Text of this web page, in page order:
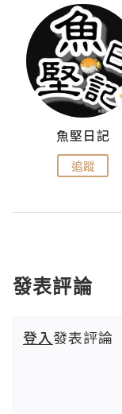
魚堅日記
追蹤
發表評論
登入發表評論